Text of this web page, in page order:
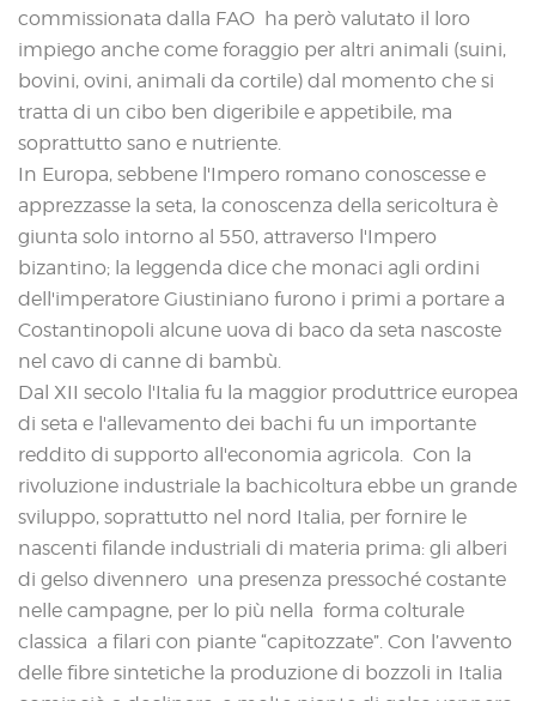
commissionata dalla FAO ha però valutato il loro
impiego anche come foraggio per altri animali (suini,
bovini, ovini, animali da cortile) dal momento che si
tratta di un cibo ben digeribile e appetibile, ma
soprattutto sano e nutriente.
In Europa, sebbene l'Impero romano conoscesse e
apprezzasse la seta, la conoscenza della sericoltura è
giunta solo intorno al 550, attraverso l'Impero
bizantino; la leggenda dice che monaci agli ordini
dell'imperatore Giustiniano furono i primi a portare a
Costantinopoli alcune uova di baco da seta nascoste
nel cavo di canne di bambù.
Dal XII secolo l'Italia fu la maggior produttrice europea
di seta e l'allevamento dei bachi fu un importante
reddito di supporto all'economia agricola. Con la
rivoluzione industriale la bachicoltura ebbe un grande
sviluppo, soprattutto nel nord Italia, per fornire le
nascenti filande industriali di materia prima: gli alberi
di gelso divennero una presenza pressoché costante
nelle campagne, per lo più nella forma colturale
classica a filari con piante “capitozzate”. Con l’avvento
delle fibre sintetiche la produzione di bozzoli in Italia